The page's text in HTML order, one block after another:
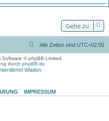
Gehe zu
Alle Zeiten sind UTC+02:00
Software © phpBB Limited
durch phpBB.de
IMPRESSUM